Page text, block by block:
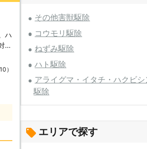
ハ
応
性
）
その他害獣駆除
コウモリ駆除
ねずみ駆除
ハト駆除
アライグマ・イタチ・ハクビシ
駆除
エリアで探す